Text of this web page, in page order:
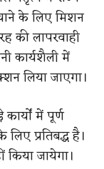
के लिए मिशन
की लापरवाही
कार्यशैली में
लिया जाएगा।
में पूर्ण
लिए प्रतिबद्ध है।
किया जायेगा।